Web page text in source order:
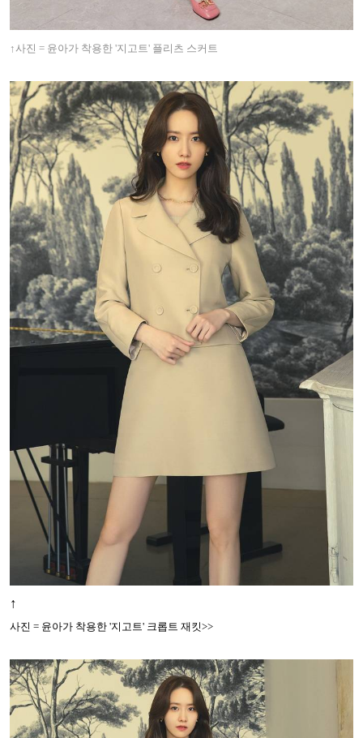
↑ 사진 = 윤아가 착용한 '지고트' 플리츠 스커트
↑
사진 = 윤아가 착용한 '지고트' 크롭트 재킷>>